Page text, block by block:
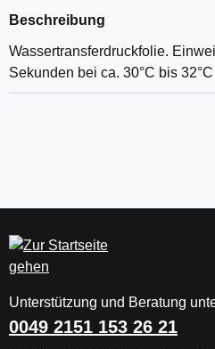
Beschreibung
Wassertransferdruckfolie.
Sekunden bei ca. 30°C bis
Unterstützung und Beratung
0049 2151 153 26 21